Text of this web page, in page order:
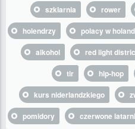
szklarnia
rower
holendrzy
polacy w
alkohol
red light
tir
hip-hop
kurs niderlandzkiego
pomidory
czerwone